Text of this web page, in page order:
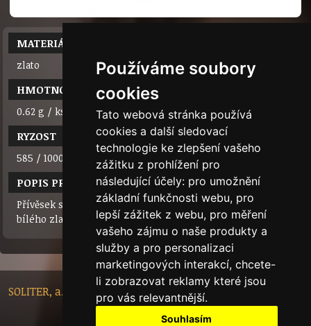
Používáme soubory
cookies
Tato webová stránka používá
cookies a další sledovací
technologie ke zlepšení vašeho
zážitku z prohlížení pro
následující účely: pro umožnění
základní funkčnosti webu, pro
lepší zážitek z webu, pro měření
vašeho zájmu o naše produkty a
služby a pro personalizaci
marketingových interakcí, chcete-
li zobrazovat reklamy které jsou
pro vás relevantnější.
Souhlasím
MATERIÁL
zlato
HMOTNOST
0.62 g / ks
RYZOST
585 / 1000 (14 karátů)
POPIS PRODUKTU
Přívěsek srdíčko zdobený syntetickými zirkony. Možnost z
bílého zlata, tak i ze žlutého.
SOLITER, a.s. - Nádražní 148/10, 46601 Jablonec nad Nisou,
Czech Republic